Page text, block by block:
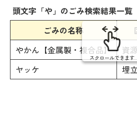
み
の
頭文字「や 」のごみ検索結果一覧
ごみの名称
やかん【金属製・複合品】
資
ヤッケ
埋
スクロールできます